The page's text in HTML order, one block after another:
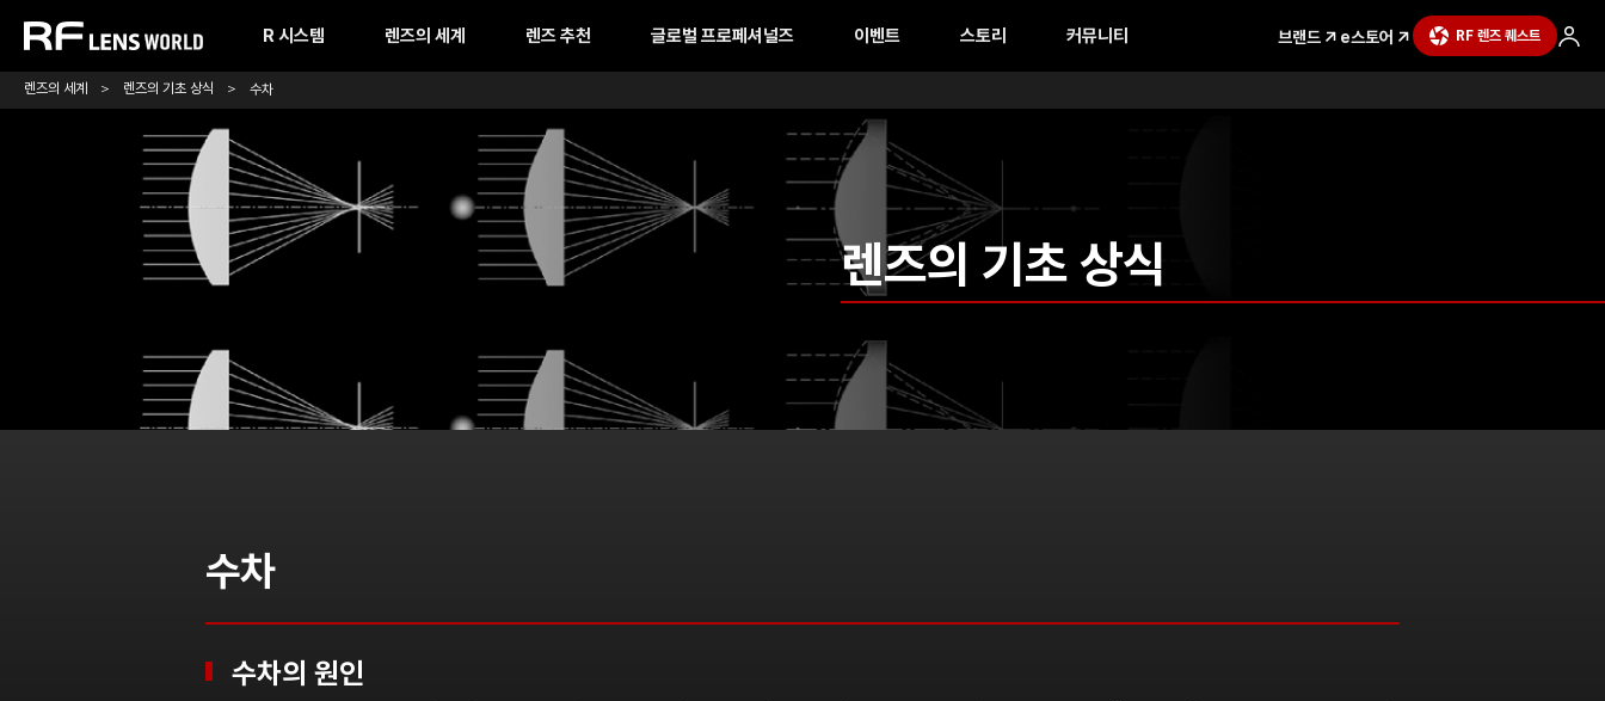
로
R 시스템 렌즈의 세계 렌즈 추천 글로벌 프로페셔널즈 이벤트 스토리 커뮤니티 브랜드 e스토어 RF 렌즈 퀘스트
렌즈의 세계 렌즈의 기초 상식 수차
렌즈의 기초 상식
수차
수차의 원인